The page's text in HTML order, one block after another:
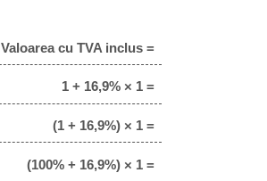
Valoarea cu TVA inclus =
1 + 16,9% × 1 =
(1 + 16,9%) × 1 =
(100% + 16,9%) × 1 =